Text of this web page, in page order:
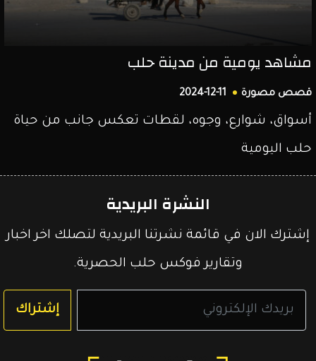
مشاهد يومية من مدينة حلب
قصص مصورة 2024-12-11
أسواق، شوارع، وجوه، لقطات تعكس جانب من حياة
حلب اليومية
النشرة البريدية
إشترك الان في قائمة نشرتنا البريدية لتصلك اخر اخبار
وتقارير فوكس حلب الحصرية.
إشتراك